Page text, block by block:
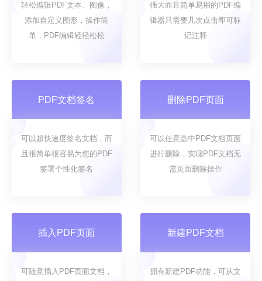
轻松编辑PDF文本、图像，
添加自定义图形，操作简
单，PDF编辑轻轻松松
强大而且简单易用的PDF编
辑器只需要几次点击即可标
记注释
PDF文档签名
可以超快速度签名文档，而
且很简单很容易为您的PDF
签署个性化签名
删除PDF页面
可以任意选中PDF文档页面
进行删除，实现PDF文档无
需页面删除操作
插入PDF页面
可随意插入PDF页面文档，
新建PDF文档
拥有新建PDF功能，可从文